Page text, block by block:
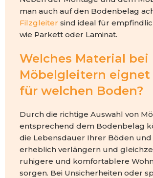
man auch auf den Bodenbelag
Filzgleiter sind ideal für
wie Parkett oder Laminat.
Welches Material bei
Möbelgleitern eignet
für welchen Boden?
Durch die richtige Auswahl von
entsprechend dem Bodenbelag
die Lebensdauer Ihrer Böden
erheblich verlängern und
ruhigere und komfortablere
sorgen. Bei Unsicherheiten oder